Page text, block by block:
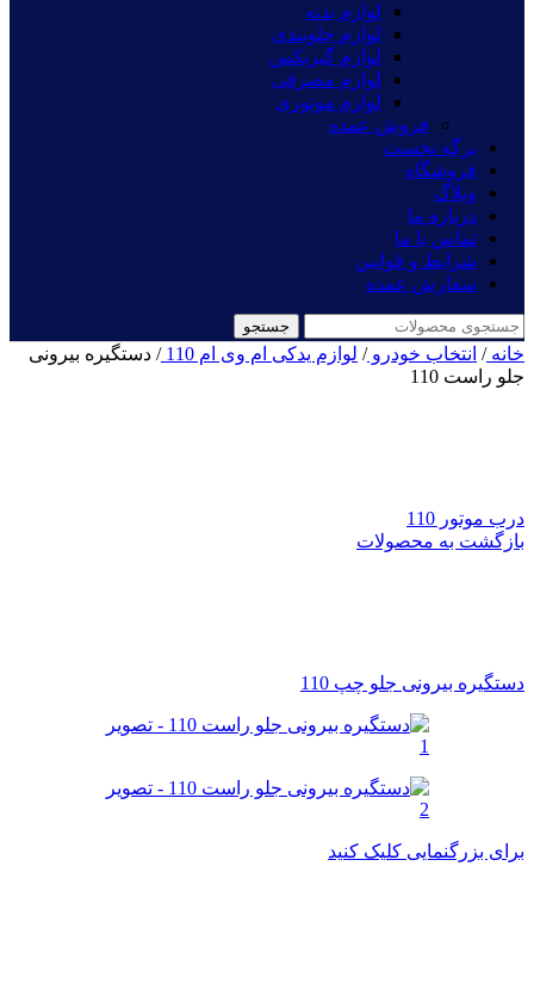
لوازم بدنه
لوازم جلوبندی
لوازم گیربکس
لوازم مصرفی
لوازم موتوری
فروش عمده
برگه نخست
فروشگاه
وبلاگ
درباره ما
تماس با ما
شرایط و قوانین
سفارش عمده
جستجو
خانه/ انتخاب خودرو/ لوازم یدکی ام وی ام 110 / دستگیره بیرونی
جلو راست 110
درب موتور 110
بازگشت به محصولات
دستگیره بیرونی جلو چپ 110
برای بزرگنمایی کلیک کنید